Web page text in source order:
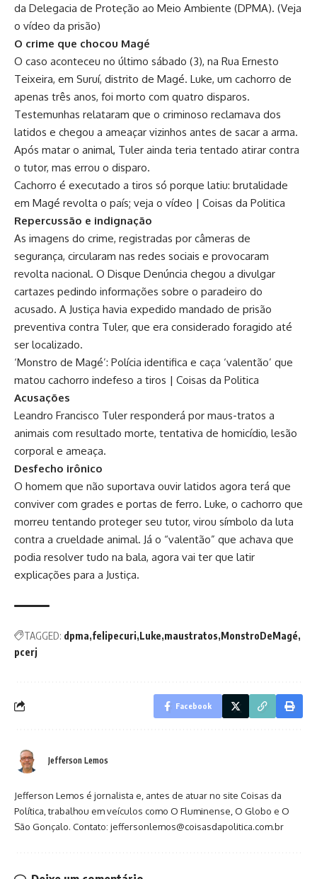
da Delegacia de Proteção ao Meio Ambiente (DPMA). (Veja
o vídeo da prisão)
O crime que chocou Magé
O caso aconteceu no último sábado (3), na Rua Ernesto
Teixeira, em Suruí, distrito de Magé. Luke, um cachorro de
apenas três anos, foi morto com quatro disparos.
Testemunhas relataram que o criminoso reclamava dos
latidos e chegou a ameaçar vizinhos antes de sacar a arma.
Após matar o animal, Tuler ainda teria tentado atirar contra
o tutor, mas errou o disparo.
Cachorro é executado a tiros só porque latiu: brutalidade
em Magé revolta o país; veja o vídeo | Coisas da Politica
Repercussão e indignação
As imagens do crime, registradas por câmeras de
segurança, circularam nas redes sociais e provocaram
revolta nacional. O Disque Denúncia chegou a divulgar
cartazes pedindo informações sobre o paradeiro do
acusado. A Justiça havia expedido mandado de prisão
preventiva contra Tuler, que era considerado foragido até
ser localizado.
‘Monstro de Magé’: Polícia identifica e caça ‘valentão’ que
matou cachorro indefeso a tiros | Coisas da Politica
Acusações
Leandro Francisco Tuler responderá por maus-tratos a
animais com resultado morte, tentativa de homicídio, lesão
corporal e ameaça.
Desfecho irônico
O homem que não suportava ouvir latidos agora terá que
conviver com grades e portas de ferro. Luke, o cachorro que
morreu tentando proteger seu tutor, virou símbolo da luta
contra a crueldade animal. Já o “valentão” que achava que
podia resolver tudo na bala, agora vai ter que latir
explicações para a Justiça.
TAGGED: dpma felipecuri Luke maustratos MonstroDeMagé
pcerj
Facebook
Jefferson Lemos
Jefferson Lemos é jornalista e, antes de atuar no site Coisas da
Política, trabalhou em veículos como O Fluminense, O Globo e O
São Gonçalo. Contato: jeffersonlemos@coisasdapolitica.com.br